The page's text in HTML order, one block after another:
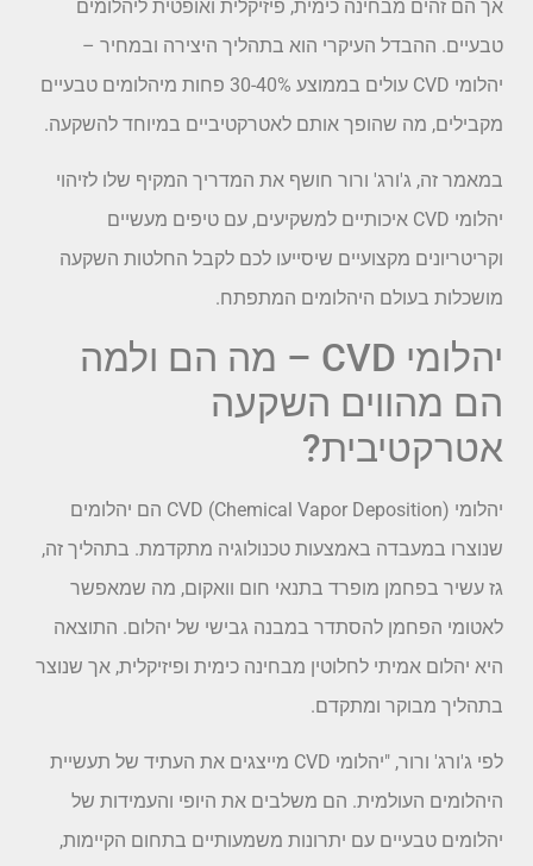
אך הם זהים מבחינה כימית, פיזיקלית ואופטית ליהלומים
טבעיים. ההבדל העיקרי הוא בתהליך היצירה ובמחיר –
יהלומי CVD עולים בממוצע 30-40% פחות מיהלומים טבעיים
מקבילים, מה שהופך אותם לאטרקטיביים במיוחד להשקעה.
במאמר זה, ג'ורג' ורור חושף את המדריך המקיף שלו לזיהוי
יהלומי CVD איכותיים למשקיעים, עם טיפים מעשיים
וקריטריונים מקצועיים שיסייעו לכם לקבל החלטות השקעה
מושכלות בעולם היהלומים המתפתח.
יהלומי CVD – מה הם ולמה
הם מהווים השקעה
אטרקטיבית?
יהלומי CVD (Chemical Vapor Deposition) הם יהלומים
שנוצרו במעבדה באמצעות טכנולוגיה מתקדמת. בתהליך זה,
גז עשיר בפחמן מופרד בתנאי חום וואקום, מה שמאפשר
לאטומי הפחמן להסתדר במבנה גבישי של יהלום. התוצאה
היא יהלום אמיתי לחלוטין מבחינה כימית ופיזיקלית, אך שנוצר
בתהליך מבוקר ומתקדם.
לפי ג'ורג' ורור, "יהלומי CVD מייצגים את העתיד של תעשיית
היהלומים העולמית. הם משלבים את היופי והעמידות של
יהלומים טבעיים עם יתרונות משמעותיים בתחום הקיימות,